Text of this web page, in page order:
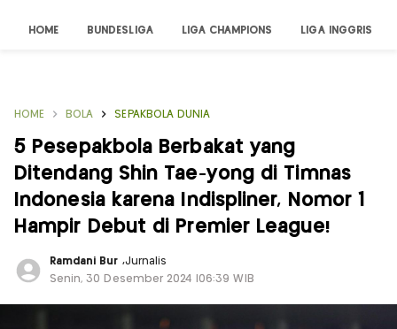
HOME BUNDESLIGA LIGA CHAMPIONS LIGA INGGRIS
HOME BOLA SEPAKBOLA DUNIA
5 Pesepakbola Berbakat yang
Ditendang Shin Tae-yong di Timnas
Indonesia karena Indispliner, Nomor 1
Hampir Debut di Premier League!
Ramdani Bur ,Jurnalis
Senin, 30 Desember 2024 |06:39 WIB